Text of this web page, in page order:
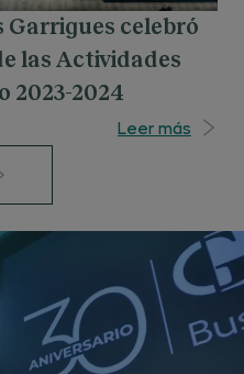
Garrigues celebró
las Actividades
2023-2024
Leer más